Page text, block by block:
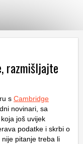
razmišljajte
s Cambridge
novinari, sa
još uvijek
podatke i skrbi o
pitanje treba li